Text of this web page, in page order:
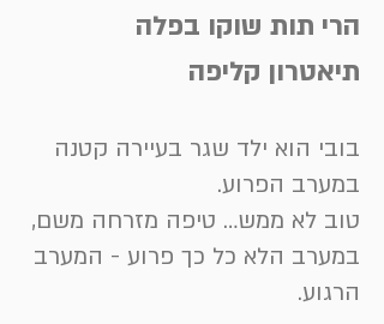
הרי תות שוקו בפלה
תיאטרון קליפה
בובי הוא ילד שגר בעיירה קטנה
במערב הפרוע.
טוב לא ממש… טיפה מזרחה משם,
במערב הלא כל כך פרוע - המערב
הרגוע.